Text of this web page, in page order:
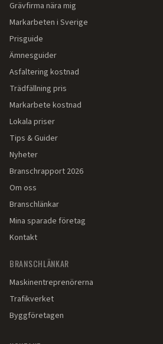
Grävfirma nära mig
Markarbeten i Sverige
Prisguide
Ämnesguider
Asfaltering kostnad
Trädfällning pris
Markarbete kostnad
Lokala priser
Tips & Guider
Nyheter
Branschrapport 2026
Om oss
Branschlänkar
Mina sparade företag
Kontakt
BRANSCHLÄNKAR
Maskinentreprenörerna
Trafikverket
Byggföretagen